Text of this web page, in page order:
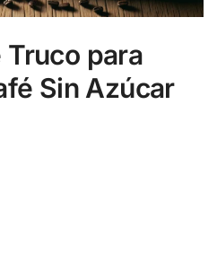
para
Sin Azúcar